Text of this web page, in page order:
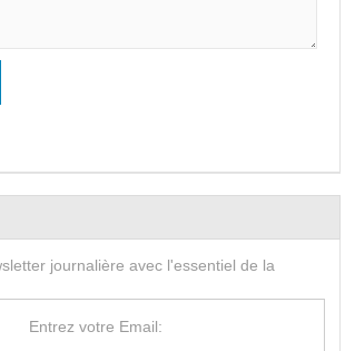
journalière avec l'essentiel de la
Entrez votre Email: